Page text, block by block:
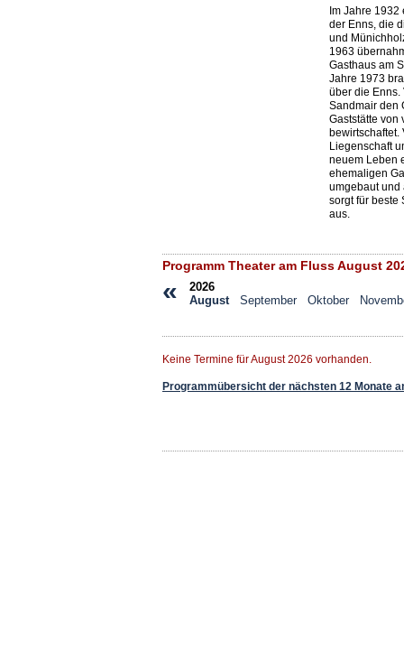
Im Jahre
der Enns, die
und
1963
Gasthaus am
Jahre 1973
über die Enns.
Sandmair den
Gaststätte von
Liegenschaft
neuem Leben
ehemaligen
umgebaut und
sorgt für beste
aus.
Programm Theater am Fluss August
«
2026
August
September Oktober
Keine Termine für August 2026 vorhanden.
Programmübersicht der nächsten 12 Monate